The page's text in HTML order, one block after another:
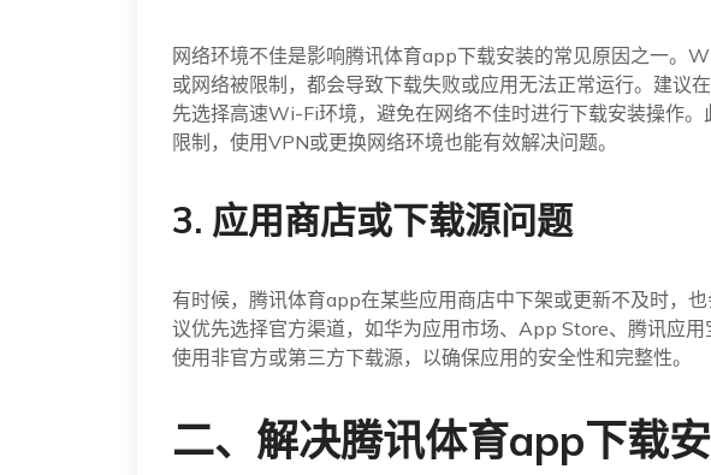
网络环境不佳是影响腾讯体育app下载安装的常见原因之一。
或网络被限制，都会导致下载失败或应用无法正常运行。建议
先选择高速Wi-Fi环境，避免在网络不佳时进行下载安装操作
限制，使用VPN或更换网络环境也能有效解决问题。
3. 应用商店或下载源问题
有时候，腾讯体育app在某些应用商店中下架或更新不及时，
议优先选择官方渠道，如华为应用市场、App Store、腾讯应
使用非官方或第三方下载源，以确保应用的安全性和完整性。
二、解决腾讯体育app下载